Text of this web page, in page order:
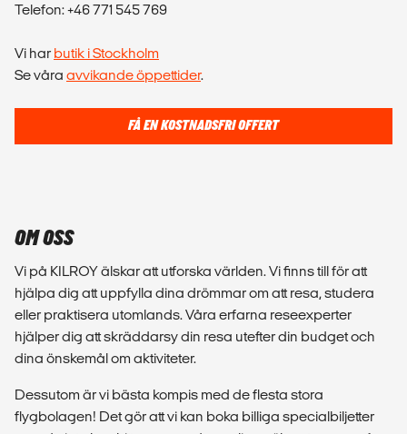
Telefon: +46 771 545 769
Vi har butik i Stockholm
Se våra avvikande öppettider.
FÅ EN KOSTNADSFRI OFFERT
OM OSS
Vi på KILROY älskar att utforska världen. Vi finns till för att
hjälpa dig att uppfylla dina drömmar om att resa, studera
eller praktisera utomlands. Våra erfarna reseexperter
hjälper dig att skräddarsy din resa utefter din budget och
dina önskemål om aktiviteter.
Dessutom är vi bästa kompis med de flesta stora
flygbolagen! Det gör att vi kan boka billiga specialbiljetter